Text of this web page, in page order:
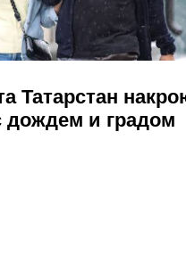
Татарстан
дождем и градом